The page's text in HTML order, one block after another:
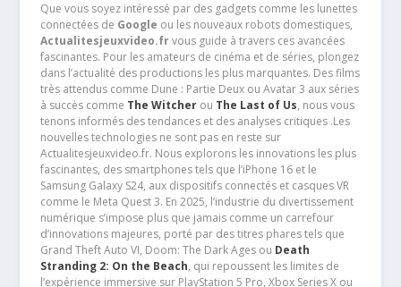
Que vous soyez intéressé par des gadgets comme les lunettes
connectées de Google ou les nouveaux robots domestiques,
Actualitesjeuxvideo.frvous guide à travers ces avancées
fascinantes. Pour les amateurs de cinéma et de séries, plongez
dans l’actualité des productions les plus marquantes. Des films
très attendus comme Dune : Partie Deux ou Avatar 3 aux séries
à succès comme The Witcherou The Last of Us, nous vous
tenons informés des tendances et des analyses critiques .Les
nouvelles technologies ne sont pas en reste sur
Actualitesjeuxvideo.fr. Nous explorons les innovations les plus
fascinantes, des smartphones tels que l’iPhone 16 et le
Samsung Galaxy S24, aux dispositifs connectés et casques VR
comme le Meta Quest 3. En 2025, l’industrie du divertissement
numérique s’impose plus que jamais comme un carrefour
d’innovations majeures, porté par des titres phares tels que
Grand Theft Auto VI, Doom: The Dark Ages ou Death
Stranding 2: On the Beach, qui repoussent les limites de
l’expérience immersive sur PlayStation 5 Pro, Xbox Series X ou